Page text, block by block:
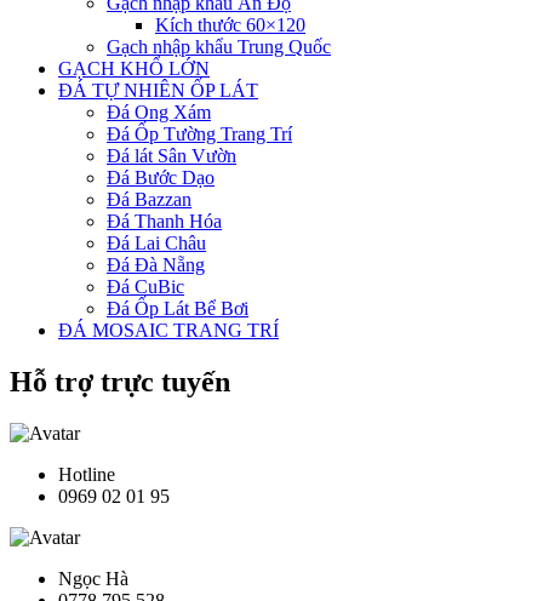
Kích thước 60×120
Gạch nhập khẩu Trung Quốc
GẠCH KHỔ LỚN
ĐÁ TỰ NHIÊN ỐP LÁT
Đá Ong Xám
Đá Ốp Tường Trang Trí
Đá lát Sân Vườn
Đá Bước Dạo
Đá Bazzan
Đá Thanh Hóa
Đá Lai Châu
Đá Đà Nẵng
Đá CuBic
Đá Ốp Lát Bể Bơi
ĐÁ MOSAIC TRANG TRÍ
Hỗ trợ trực tuyến
Hotline
0969 02 01 95
Ngọc Hà